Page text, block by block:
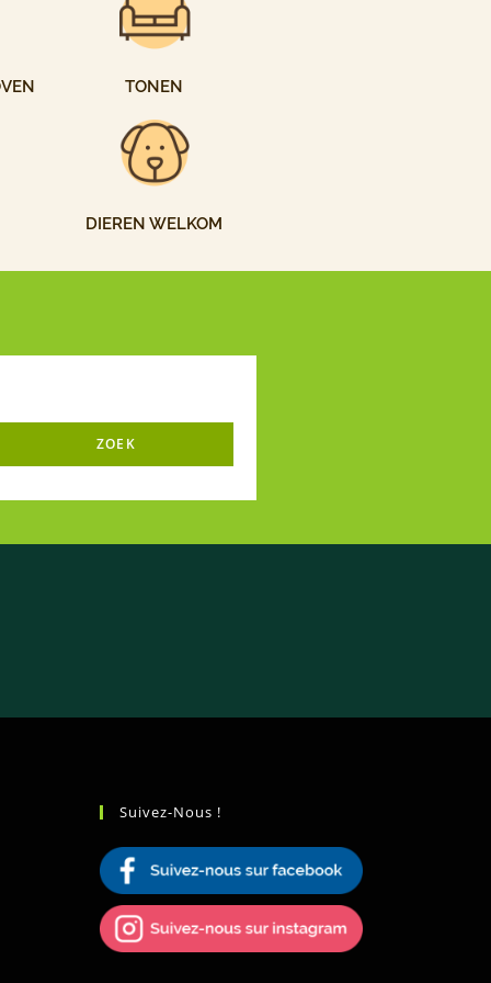
TONEN
DIEREN WELKOM
Suivez-Nous !